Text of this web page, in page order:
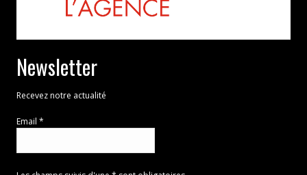
Newsletter
Recevez notre actualité
Email *